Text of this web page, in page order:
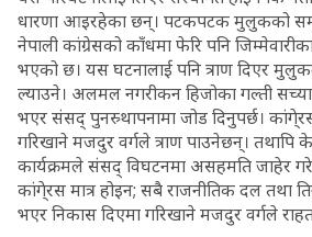
धारणा आइरहेका छन्। पटकपटक मुलुकको
नेपाली कांग्रेसको काँधमा फेरि पनि
भएको छ। यस घटनालाई पनि त्राण दिएर
ल्याउने। अलमल नगरीकन हिजोका गल्ती
भएर संसद् पुनस्र्थापनामा जोड दिनुपर्छ।
गरिखाने मजदुर वर्गले त्राण पाउनेछन्। तथापि
कार्यक्रमले संसद् विघटनमा असहमति जाहेर
कांगे्रस मात्र होइन; सबै राजनीतिक दल तथा
भएर निकास दिएमा गरिखाने मजदुर वर्गले